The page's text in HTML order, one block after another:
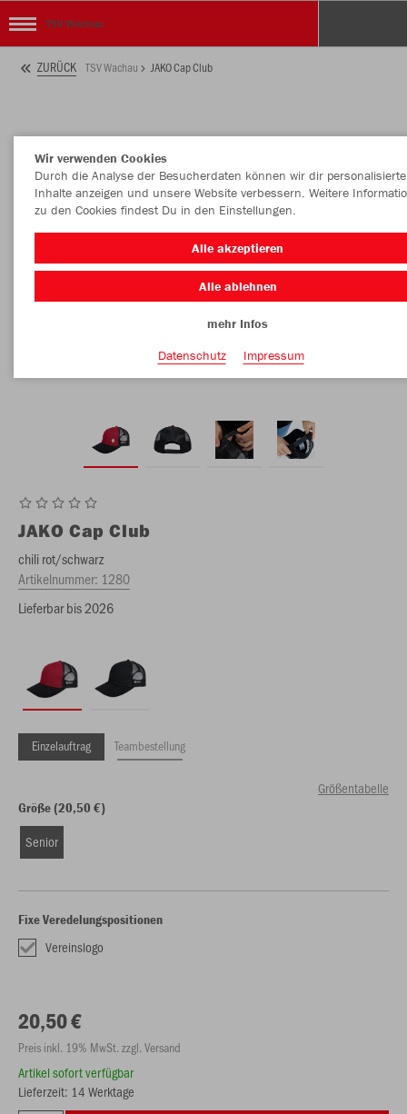
TSV Wachau
ZURÜCK TSV Wachau JAKO Cap Club
JAKO Cap Club
chili rot/schwarz
Artikelnummer: 1280
Lieferbar bis 2026
Einzelauftrag Teambestellung
Größentabelle
Größe (20,50 €)
Senior
Fixe Veredelungspositionen
Vereinslogo
20,50 €
Preis inkl. 19% MwSt. zzgl. Versand
Artikel sofort verfügbar
Lieferzeit: 14 Werktage
Wir verwenden Cookies
Durch die Analyse der Besucherdaten können wir dir personalisierte
Inhalte anzeigen und unsere Website verbessern. Weitere
zu den Cookies findest Du in den Einstellungen.
Alle akzeptieren
Alle ablehnen
mehr Infos
Datenschutz
Impressum